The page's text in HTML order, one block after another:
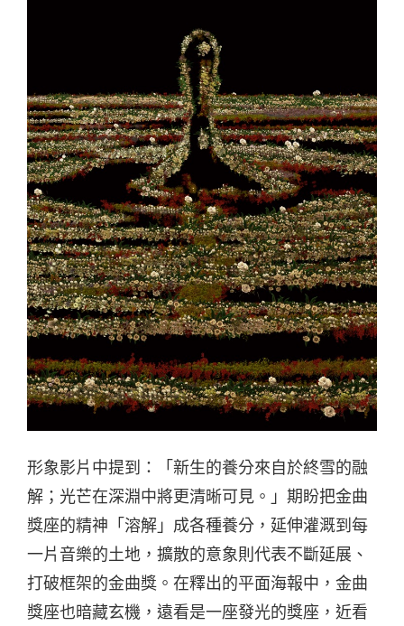
形象影片中提到：「新生的養分來自於終雪的融
解；光芒在深淵中將更清晰可見。」期盼把金曲
獎座的精神「溶解」成各種養分，延伸灌溉到每
一片音樂的土地，擴散的意象則代表不斷延展、
打破框架的金曲獎。在釋出的平面海報中，金曲
獎座也暗藏玄機，遠看是一座發光的獎座，近看